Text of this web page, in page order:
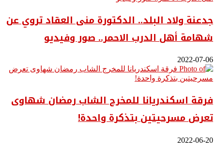
جدعنة ولاد البلد.. الدكتورة منى العقاد تروي عن
شهامة أهل الدرب الاحمر.. صور وفيديو
2022-07-06
فرقة اسكندريانا للمخرج الشاب رمضان شهاوى
تعرض مسرحيتين بتذكرة واحدة!
2022-06-20